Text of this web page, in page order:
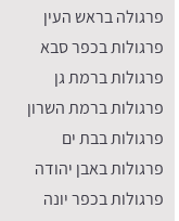
פרגולה בראש העין
פרגולות בכפר סבא
פרגולות ברמת גן
פרגולות ברמת השרון
פרגולות בבת ים
פרגולות באבן יהודה
פרגולות בכפר יונה